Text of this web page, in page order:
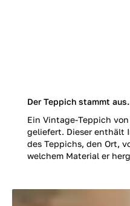
Der Teppich stammt
Ein Vintage-Teppich
geliefert. Dieser enthält
des Teppichs, den Ort,
welchem Material er